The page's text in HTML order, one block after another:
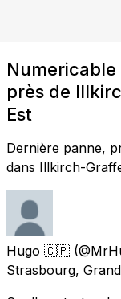
près de
Est
Dernière panne,
dans Illkirch-
Hugo 🇨🇵
Strasbourg,